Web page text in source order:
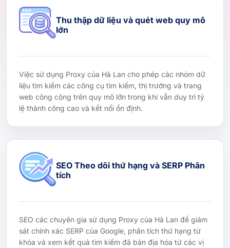
Thu thập dữ liệu và quét web quy mô
lớn
Việc sử dụng Proxy của Hà Lan cho phép các nhóm dữ
liệu tìm kiếm các công cụ tìm kiếm, thị trường và trang
web công cộng trên quy mô lớn trong khi vẫn duy trì tỷ
lệ thành công cao và kết nối ổn định.
SEO Theo dõi thứ hạng và SERP Phân
tích
SEO các chuyên gia sử dụng Proxy của Hà Lan để giám
sát chính xác SERP của Google, phân tích thứ hạng từ
khóa và xem kết quả tìm kiếm đã bản địa hóa từ các vị